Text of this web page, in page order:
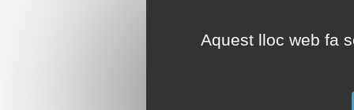
Aquest lloc web fa